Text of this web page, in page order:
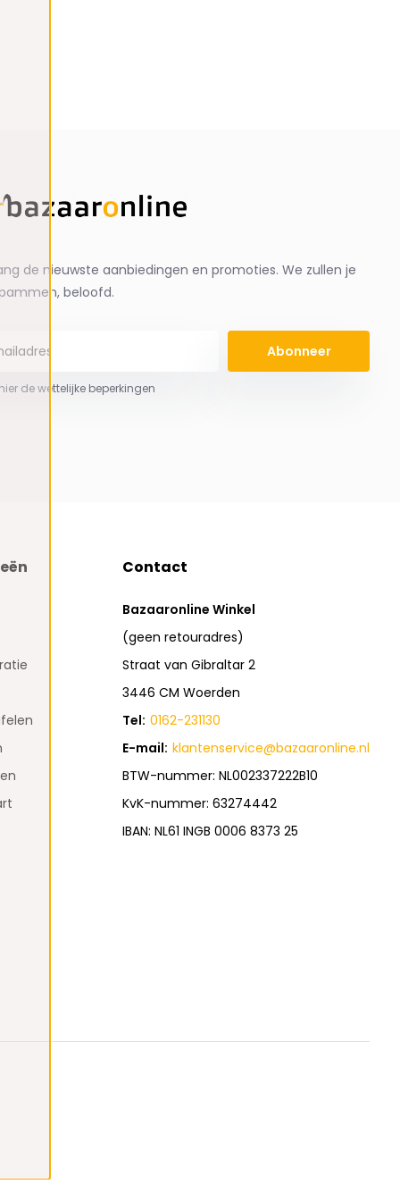
de nieuwste aanbiedingen en promoties. We zullen je
beloofd.
Abonneer
de wettelijke beperkingen
Contact
Bazaaronline Winkel
(geen retouradres)
Straat van Gibraltar 2
3446 CM Woerden
Tel: 0162-231130
E-mail: klantenservice@bazaaronline.nl
BTW-nummer: NL002337222B10
KvK-nummer: 63274442
IBAN: NL61 INGB 0006 8373 25